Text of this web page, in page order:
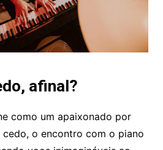
afinal?
como um apaixonado por
cedo, o encontro com o piano